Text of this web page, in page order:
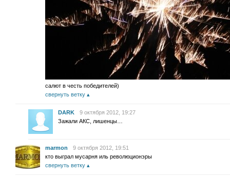
салют в честь победителей)
свернуть ветку
DARK
9 октября 2012, 19:27
Зажали АКС, лишенцы…
marmon
9 октября 2012, 19:51
кто выграл мусарня иль революционэры
свернуть ветку